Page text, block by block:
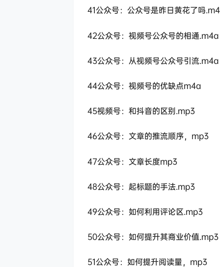
41公众号：公众号是昨日黄花了吗
42公众号：视频号公众号的相通.m4a
43公众号：从视频号公众号引流.m4a
44公众号：视频号的优缺点m4a
45视频号：和抖音的区别.mp3
46公众号：文章的推流顺序，mp3
47公众号：文章长度mp3
48公众号：起标题的手法.mp3
49公众号：如何利用评论区.mp3
50公众号：如何提升其商业价值.mp3
51公众号：如何提升阅读量，mp3